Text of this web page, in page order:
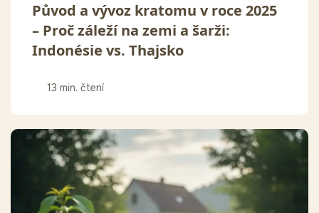
Původ a vývoz kratomu v roce 2025
– Proč záleží na zemi a šarži:
Indonésie vs. Thajsko
13 min. čtení